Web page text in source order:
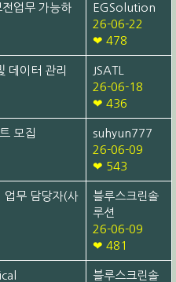
업무 가능하
EGSolution
26-06-22
❤ 478
데이터 관리
JSATL
26-06-18
❤ 436
모집
suhyun777
26-06-09
❤ 543
업무 담당자(사
블루스크린솔
루션
26-06-09
❤ 481
블루스크린솔